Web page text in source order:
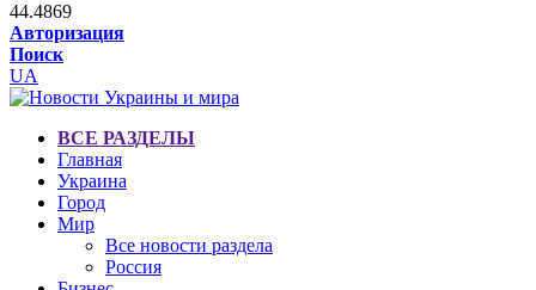
44.4869
Авторизация
Поиск
UA
ВСЕ РАЗДЕЛЫ
Главная
Украина
Город
Мир
Все новости раздела
Россия